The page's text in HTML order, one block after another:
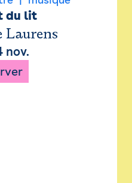
du lit
Laurens
nov.